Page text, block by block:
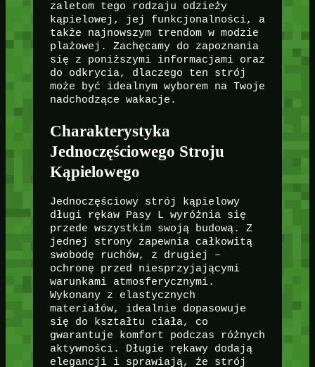
zaletom tego rodzaju odzieży
kąpielowej, jej funkcjonalności, a
także najnowszym trendom w modzie
plażowej. Zachęcamy do zapoznania
się z poniższymi informacjami oraz
do odkrycia, dlaczego ten strój
może być idealnym wyborem na Twoje
nadchodzące wakacje.
Charakterystyka
Jednoczęściowego Stroju
Kąpielowego
Jednoczęściowy strój kąpielowy
długi rękaw Pasy L wyróżnia się
przede wszystkim swoją budową. Z
jednej strony zapewnia całkowitą
swobodę ruchów, z drugiej –
ochronę przed niesprzyjającymi
warunkami atmosferycznymi.
Wykonany z elastycznych
materiałów, idealnie dopasowuje
się do kształtu ciała, co
gwarantuje komfort podczas różnych
aktywności. Długie rękawy dodają
elegancji i sprawiają, że strój